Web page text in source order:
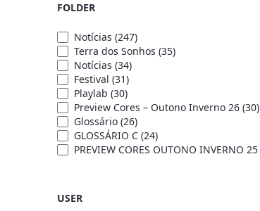
FOLDER
Notícias (247)
Terra dos Sonhos (35)
Notícias (34)
Festival (31)
Playlab (30)
Preview Cores – Outono Inverno 26 (30)
Glossário (26)
GLOSSÁRIO C (24)
PREVIEW CORES OUTONO INVERNO 25
USER